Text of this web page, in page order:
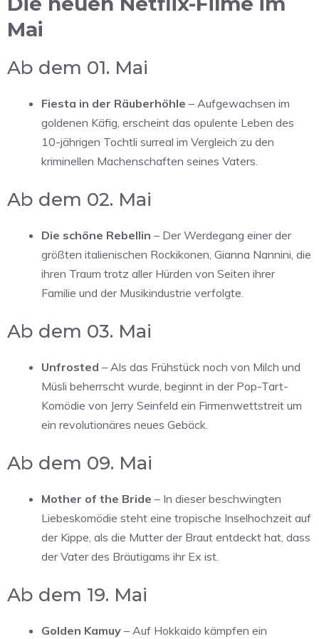
Mai
Ab dem 01. Mai
Fiesta in der Räuberhöhle – Aufgewachsen im
goldenen Käfig, erscheint das opulente Leben des
10-jährigen Tochtli surreal im Vergleich zu den
kriminellen Machenschaften seines Vaters.
Ab dem 02. Mai
Die schöne Rebellin – Der Werdegang einer der
größten italienischen Rockikonen, Gianna Nannini, die
ihren Traum trotz aller Hürden von Seiten ihrer
Familie und der Musikindustrie verfolgte.
Ab dem 03. Mai
Unfrosted – Als das Frühstück noch von Milch und
Müsli beherrscht wurde, beginnt in der Pop-Tart-
Komödie von Jerry Seinfeld ein Firmenwettstreit um
ein revolutionäres neues Gebäck.
Ab dem 09. Mai
Mother of the Bride – In dieser beschwingten
Liebeskomödie steht eine tropische Inselhochzeit auf
der Kippe, als die Mutter der Braut entdeckt hat, dass
der Vater des Bräutigams ihr Ex ist.
Ab dem 19. Mai
Golden Kamuy – Auf Hokkaido kämpfen ein